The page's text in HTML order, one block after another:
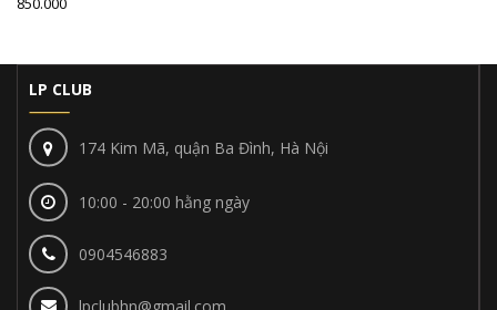
LP CLUB
174 Kim Mã, quận Ba Đình, Hà Nội
10:00 - 20:00 hằng ngày
0904546883